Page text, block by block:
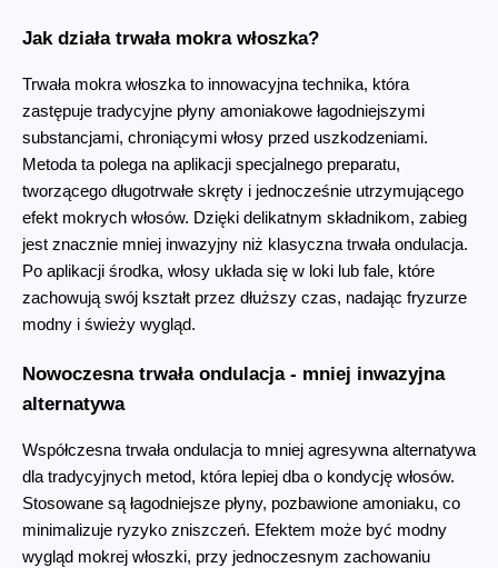
Jak działa trwała mokra włoszka?
Trwała mokra włoszka to innowacyjna technika, która
zastępuje tradycyjne płyny amoniakowe łagodniejszymi
substancjami, chroniącymi włosy przed uszkodzeniami.
Metoda ta polega na aplikacji specjalnego preparatu,
tworzącego długotrwałe skręty i jednocześnie utrzymującego
efekt mokrych włosów. Dzięki delikatnym składnikom, zabieg
jest znacznie mniej inwazyjny niż klasyczna trwała ondulacja.
Po aplikacji środka, włosy układa się w loki lub fale, które
zachowują swój kształt przez dłuższy czas, nadając fryzurze
modny i świeży wygląd.
Nowoczesna trwała ondulacja - mniej inwazyjna
alternatywa
Współczesna trwała ondulacja to mniej agresywna alternatywa
dla tradycyjnych metod, która lepiej dba o kondycję włosów.
Stosowane są łagodniejsze płyny, pozbawione amoniaku, co
minimalizuje ryzyko zniszczeń. Efektem może być modny
wygląd mokrej włoszki, przy jednoczesnym zachowaniu